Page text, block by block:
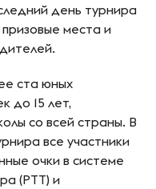
день турнира
места и
ста юных
до 15 лет,
со всей страны. В
все участники
очки в системе
(РТТ) и